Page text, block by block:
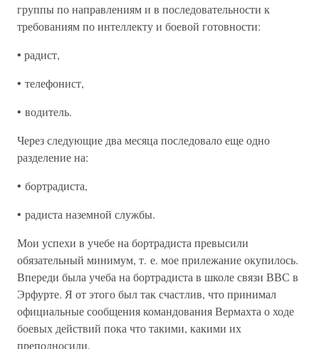
группы по направлениям и в последовательности к
требованиям по интеллекту и боевой готовности:
• радист,
• телефонист,
• водитель.
Через следующие два месяца последовало еще одно
разделение на:
• бортрадиста,
• радиста наземной службы.
Мои успехи в учебе на бортрадиста превысили
обязательный минимум, т. е. мое прилежание окупилось.
Впереди была учеба на бортрадиста в школе связи ВВС в
Эрфурте. Я от этого был так счастлив, что принимал
официальные сообщения командования Вермахта о ходе
боевых действий пока что такими, какими их
преподносили.